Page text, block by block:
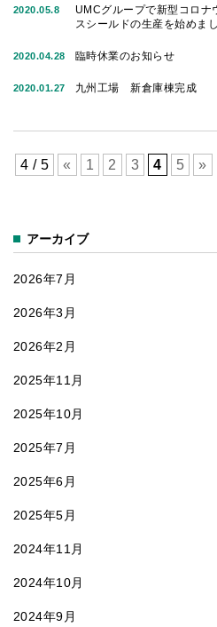
2020.05.8
UMCグループで新型コロナ
スシールドの生産を始めま
2020.04.28 臨時休業のお知らせ
2020.01.27 九州工場 新倉庫棟完成
4 / 5 « 1 2 3 4 5 »
アーカイブ
2026年7月
2026年3月
2026年2月
2025年11月
2025年10月
2025年7月
2025年6月
2025年5月
2024年11月
2024年10月
2024年9月